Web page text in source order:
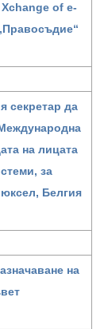
of e-
секретар да
на лицата
за
Белгия
на